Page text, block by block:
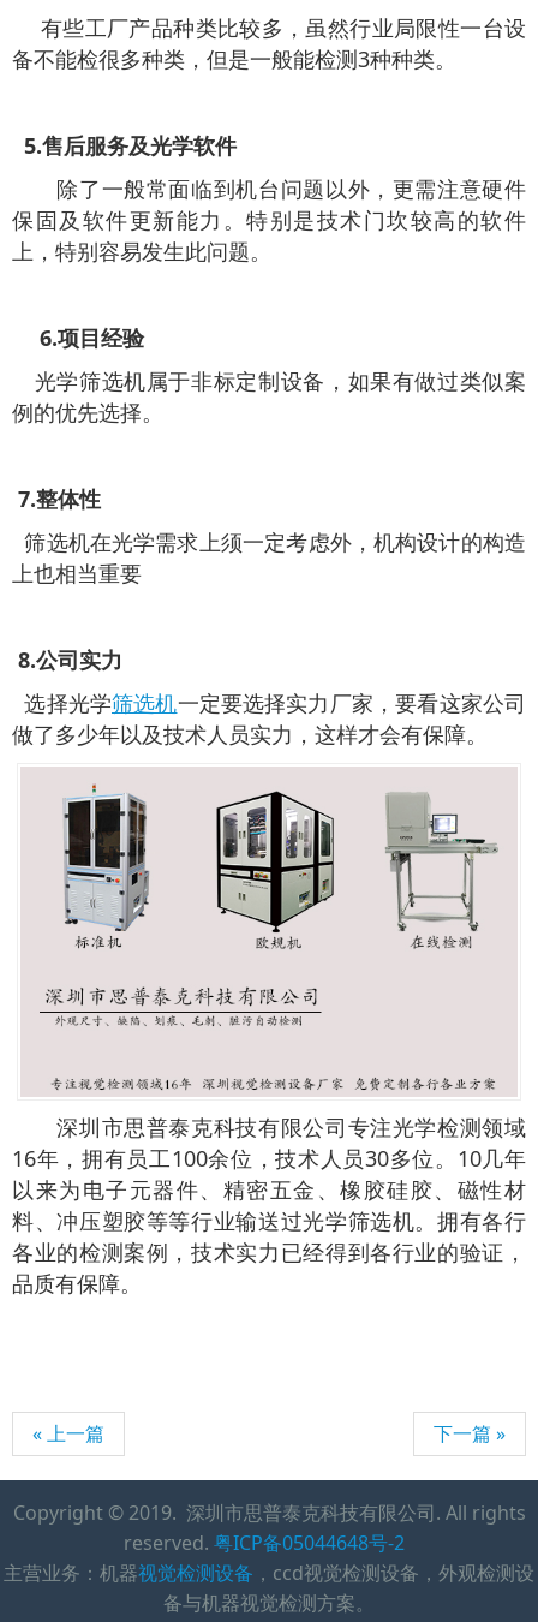
有些工厂产品种类比较多，虽然行业局限性一台设
备不能检很多种类，但是一般能检测3种种类。
5.售后服务及光学软件
除了一般常面临到机台问题以外，更需注意硬件
保固及软件更新能力。特别是技术门坎较高的软件
上，特别容易发生此问题。
6.项目经验
光学筛选机属于非标定制设备，如果有做过类似案
例的优先选择。
7.整体性
筛选机在光学需求上须一定考虑外，机构设计的构造
上也相当重要
8.公司实力
选择光学筛选机一定要选择实力厂家，要看这家公司
做了多少年以及技术人员实力，这样才会有保障。
深圳市思普泰克科技有限公司专注光学检测领域
16年，拥有员工100余位，技术人员30多位。10几年
以来为电子元器件、精密五金、橡胶硅胶、磁性材
料、冲压塑胶等等行业输送过光学筛选机。拥有各行
各业的检测案例，技术实力已经得到各行业的验证，
品质有保障。
« 上一篇 下一篇 »
Copyright © 2019. 深圳市思普泰克科技有限公司. All rights
reserved. 粤ICP备05044648号-2
主营业务：机器视觉检测设备 ，ccd视觉检测设备，外观检测设
备与机器视觉检测方案。